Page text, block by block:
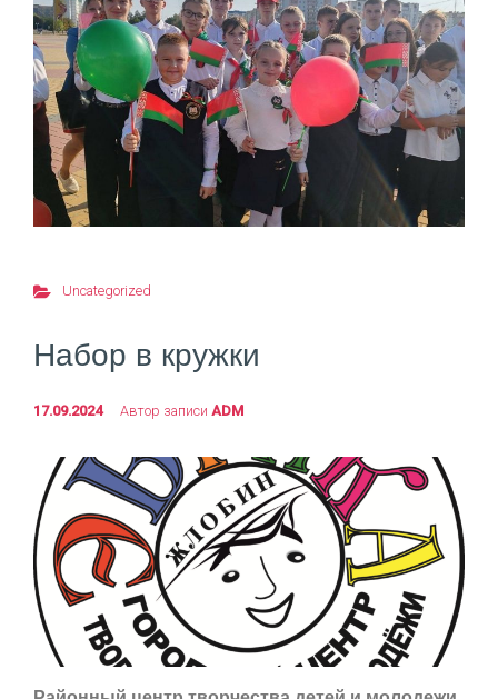
Uncategorized
Набор в кружки
17.09.2024 Автор записи ADM